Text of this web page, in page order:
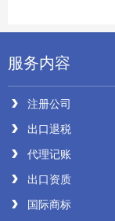
服务内容
注册公司
出口退税
代理记账
出口资质
国际商标